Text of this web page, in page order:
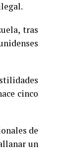
tras
cinco
de
un